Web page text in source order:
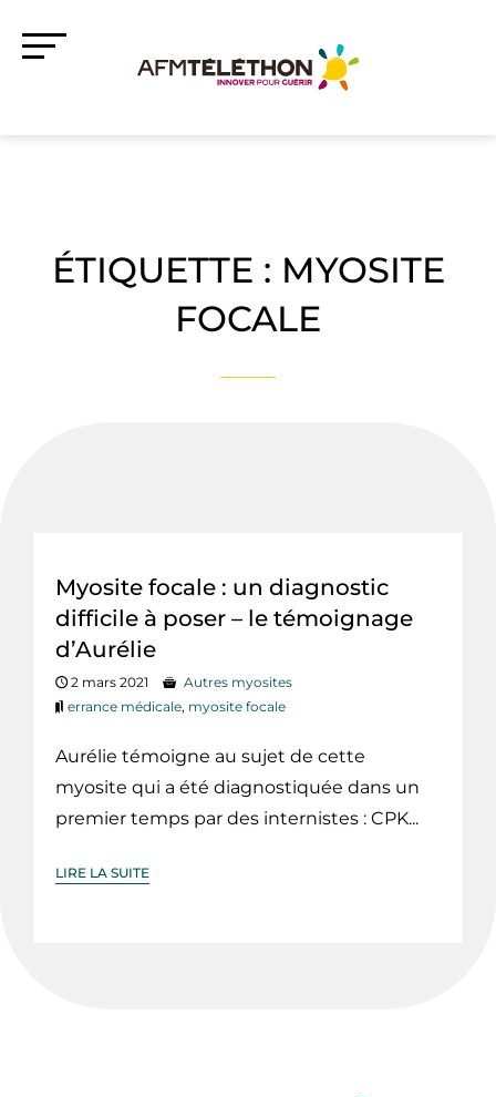
ÉTIQUETTE : MYOSITE
FOCALE
Myosite focale : un diagnostic
difficile à poser – le témoignage
d’Aurélie
2 mars 2021
Autres myosites
errance médicale, myosite focale
Aurélie témoigne au sujet de cette
myosite qui a été diagnostiquée dans un
premier temps par des internistes : CPK...
LIRE LA SUITE